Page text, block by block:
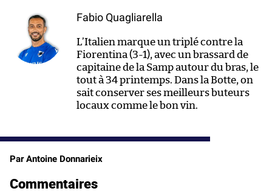
Fabio Quagliarella
L’Italien marque un triplé contre la
Fiorentina (3-1), avec un brassard de
capitaine de la Samp autour du bras, le
tout à 34 printemps. Dans la Botte, on
sait conserver ses meilleurs buteurs
locaux comme le bon vin.
Par Antoine Donnarieix
Commentaires